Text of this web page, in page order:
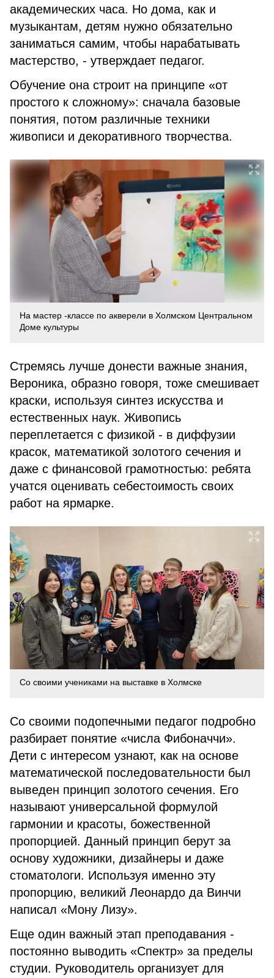
академических часа. Но дома, как и
музыкантам, детям нужно обязательно
заниматься самим, чтобы нарабатывать
мастерство, - утверждает педагог.
Обучение она строит на принципе «от
простого к сложному»: сначала базовые
понятия, потом различные техники
живописи и декоративного творчества.
На мастер -классе по акверели в Холмском Центральном
Доме культуры
Стремясь лучше донести важные знания,
Вероника, образно говоря, тоже смешивает
краски, используя синтез искусства и
естественных наук. Живопись
переплетается с физикой - в диффузии
красок, математикой золотого сечения и
даже с финансовой грамотностью: ребята
учатся оценивать себестоимость своих
работ на ярмарке.
Со своими учениками на выставке в Холмске
Со своими подопечными педагог подробно
разбирает понятие «числа Фибоначчи».
Дети с интересом узнают, как на основе
математической последовательности был
выведен принцип золотого сечения. Его
называют универсальной формулой
гармонии и красоты, божественной
пропорцией. Данный принцип берут за
основу художники, дизайнеры и даже
стоматологи. Используя именно эту
пропорцию, великий Леонардо да Винчи
написал «Мону Лизу».
Еще один важный этап преподавания -
постоянно выводить «Спектр» за пределы
студии. Руководитель организует для